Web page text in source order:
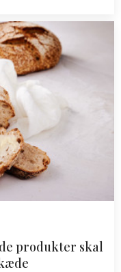
produkter skal